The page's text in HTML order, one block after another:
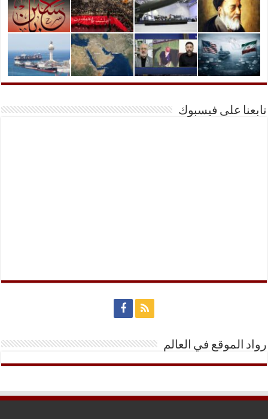
تابعنا على فيسبوك
رواد الموقع في العالم